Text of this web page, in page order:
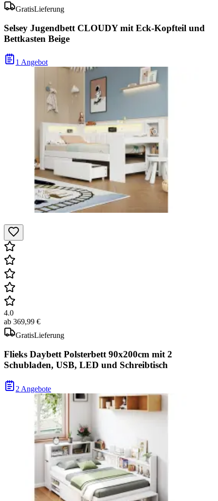
GratisLieferung
Selsey Jugendbett CLOUDY mit Eck-Kopfteil und
Bettkasten Beige
1 Angebot
4.0
ab 369,99 €
GratisLieferung
Flieks Daybett Polsterbett 90x200cm mit 2
Schubladen, USB, LED und Schreibtisch
2 Angebote